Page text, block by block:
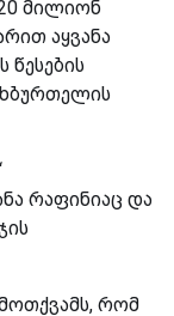
მილიონ
აყვანა
რაფინიაც და
რომ